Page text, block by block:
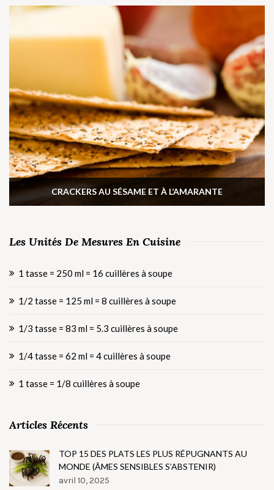
CRACKERS AU SÉSAME ET À L’AMARANTE
Les Unités De Mesures En Cuisine
1 tasse = 250 ml = 16 cuillères à soupe
1/2 tasse = 125 ml = 8 cuillères à soupe
1/3 tasse = 83 ml = 5.3 cuillères à soupe
1/4 tasse = 62 ml = 4 cuillères à soupe
1 tasse = 1/8 cuillères à soupe
Articles Récents
TOP 15 DES PLATS LES PLUS RÉPUGNANTS AU
MONDE (ÂMES SENSIBLES S’ABSTENIR)
avril 10, 2025